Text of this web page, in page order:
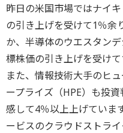
昨日の米国市場ではナイ
の引き上げを受けて1％余
か、半導体のウエスタン
標株価の引き上げを受け
また、情報技術大手のヒ
ープライズ（HPE）も投
感して4％以上上げていま
ービスのクラウドストラ